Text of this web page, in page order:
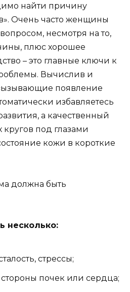
найти причину
Очень часто женщины
несмотря на то,
плюс хорошее
– это главные ключи к
Вычислив и
появление
избавляетесь
а качественный
под глазами
кожи в короткие
несколько:
стрессы;
почек или сердца;